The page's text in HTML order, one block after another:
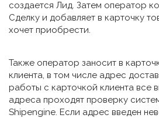
создается Лид. Затем оператор
Сделку и добавляет в карточку
хочет приобрести.
Также оператор заносит в
клиента, в том числе адрес
работы с карточкой клиента все
адреса проходят проверку
Shipengine. Если адрес введен